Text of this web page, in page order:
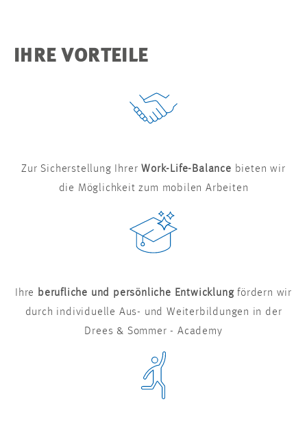
IHRE VORTEILE
Zur Sicherstellung IhrerWork-Life-Balance bieten wir
die Möglichkeit zum mobilen Arbeiten
Ihre berufliche und persönliche Entwicklungfördern wir
durch individuelle Aus- und Weiterbildungen in der
Drees & Sommer - Academy